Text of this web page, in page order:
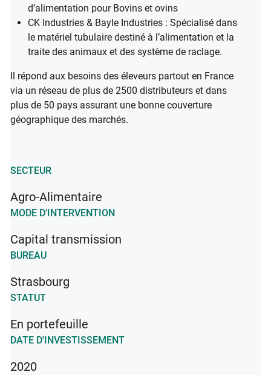
d’alimentation pour Bovins et ovins
CK Industries & Bayle Industries : Spécialisé dans
le matériel tubulaire destiné à l’alimentation et la
traite des animaux et des système de raclage.
Il répond aux besoins des éleveurs partout en France
via un réseau de plus de 2500 distributeurs et dans
plus de 50 pays assurant une bonne couverture
géographique des marchés.
SECTEUR
Agro-Alimentaire
MODE D’INTERVENTION
Capital transmission
BUREAU
Strasbourg
STATUT
En portefeuille
DATE D'INVESTISSEMENT
2020